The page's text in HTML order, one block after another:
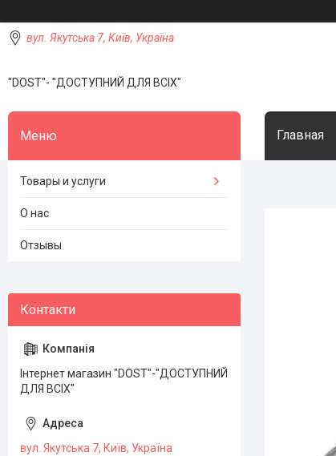
вул. Якутська 7, Київ, Україна
"DOST"- "ДОСТУПНИЙ ДЛЯ ВСІХ"
Главная
Товары и услуги
О нас
Отзывы
Інтернет магазин "DOST"-"ДОСТУПНИЙ
ДЛЯ ВСІХ"
вул. Якутська 7, Київ, Україна